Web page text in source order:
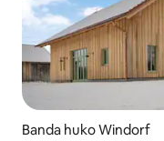
Banda huko Windorf